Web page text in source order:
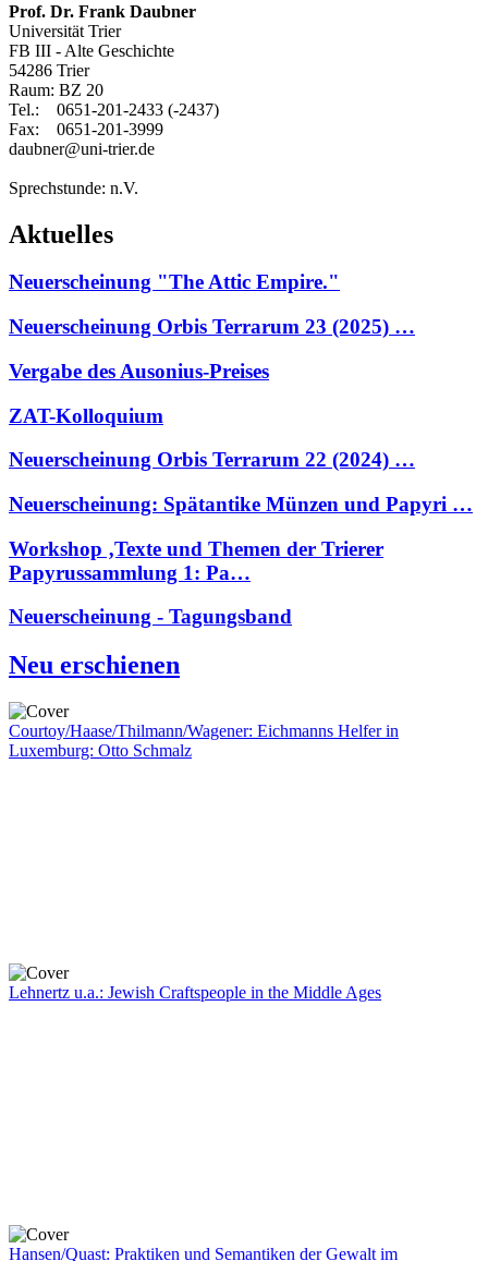
Prof. Dr. Frank Daubner
Universität Trier
FB III - Alte Geschichte
54286 Trier
Raum: BZ 20
Tel.: 0651-201-2433 (-2437)
Fax: 0651-201-3999
daubner@uni-trier.de
Sprechstunde: n.V.
Aktuelles
Neuerscheinung "The Attic Empire."
Neuerscheinung Orbis Terrarum 23 (2025) …
Vergabe des Ausonius-Preises
ZAT-Kolloquium
Neuerscheinung Orbis Terrarum 22 (2024) …
Neuerscheinung: Spätantike Münzen und Papyri …
Workshop ‚Texte und Themen der Trierer
Papyrussammlung 1: Pa…
Neuerscheinung - Tagungsband
Neu erschienen
Courtoy/Haase/Thilmann/Wagener: Eichmanns Helfer in
Luxemburg: Otto Schmalz
Lehnertz u.a.: Jewish Craftspeople in the Middle Ages
Hansen/Quast: Praktiken und Semantiken der Gewalt im